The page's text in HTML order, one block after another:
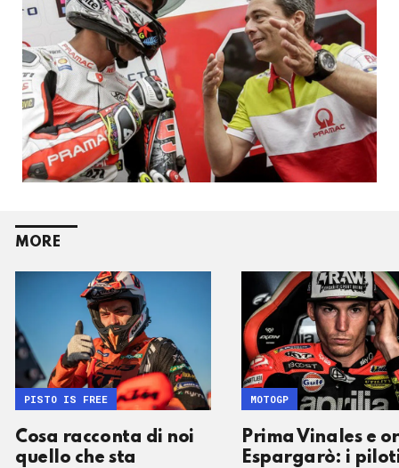
MORE
Cosa racconta di noi
quello che sta
PISTO IS FREE
Prima Vinales e
Espargarò: i
MOTOGP